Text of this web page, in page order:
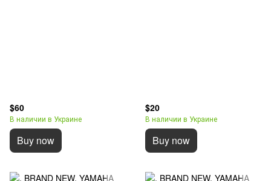
$60
В наличии в Украине
Buy now
$20
В наличии в Украине
Buy now